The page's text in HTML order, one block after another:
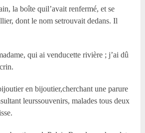
la boîte quil’avait renfermé, et se
dont le nom setrouvait dedans. Il
qui ai venducette rivière ; j’ai dû
en bijoutier,cherchant une parure
leurssouvenirs, malades tous deux